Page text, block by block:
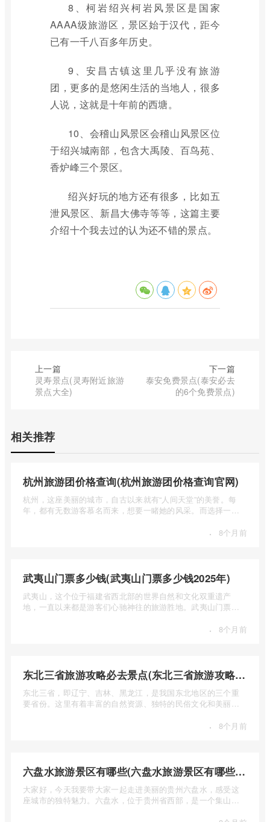
8、柯岩绍兴柯岩风景区是国家
AAAA级旅游区，景区始于汉代，距今
已有一千八百多年历史。
9、安昌古镇这里几乎没有旅游
团，更多的是悠闲生活的当地人，很多
人说，这就是十年前的西塘。
10、会稽山风景区会稽山风景区位
于绍兴城南部，包含大禹陵、百鸟苑、
香炉峰三个景区。
绍兴好玩的地方还有很多，比如五
泄风景区、新昌大佛寺等等，这篇主要
介绍十个我去过的认为还不错的景点。
上一篇
灵寿景点(灵寿附近旅游
景点大全)
下一篇
泰安免费景点(泰安必去
的6个免费景点)
相关推荐
杭州旅游团价格查询(杭州旅游团价格查询官网)
杭州，这座美丽的城市，自古以来就有“人间天堂”的美誉。每
年，都有无数游客慕名而来，想要一睹她的风采。而选择一个
· 8个月前
武夷山门票多少钱(武夷山门票多少钱2025年)
武夷山，这个位于福建省西北部的世界自然和文化双重遗产
地，一直以来都是游客们心驰神往的旅游胜地。武夷山门票多
· 8个月前
东北三省旅游攻略必去景点(东北三省旅游攻略必去景点视频介绍)
东北三省，即辽宁、吉林、黑龙江，是我国东北地区的三个重
要省份。这里有着丰富的自然资源、独特的民俗文化和美丽的
· 8个月前
六盘水旅游景区有哪些(六盘水旅游景区有哪些景点值得去)
大家好，今天我要带大家一起走进美丽的贵州六盘水，感受这
座城市的独特魅力。六盘水，位于贵州省西部，是一个集山水